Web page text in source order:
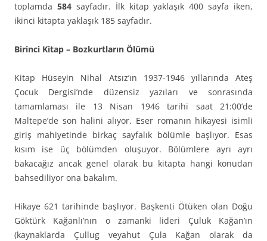
toplamda 584sayfadır. İlk kitap yaklaşık 400 sayfa iken,
ikinci kitapta yaklaşık 185 sayfadır.
Birinci Kitap – Bozkurtların Ölümü
Kitap Hüseyin Nihal Atsız’ın 1937-1946 yıllarında Ateş
Çocuk Dergisi’nde düzensiz yazıları ve sonrasında
tamamlaması ile 13 Nisan 1946 tarihi saat 21:00’de
Maltepe’de son halini alıyor. Eser romanın hikayesi isimli
giriş mahiyetinde birkaç sayfalık bölümle başlıyor. Esas
kısım ise üç bölümden oluşuyor. Bölümlere ayrı ayrı
bakacağız ancak genel olarak bu kitapta hangi konudan
bahsediliyor ona bakalım.
Hikaye 621 tarihinde başlıyor. Başkenti Ötüken olan Doğu
Göktürk Kağanlı’nın o zamanki lideri Çuluk Kağan’ın
(kaynaklarda Çullug veyahut Çula Kağan olarak da